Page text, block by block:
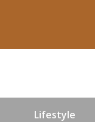
Lifestyle